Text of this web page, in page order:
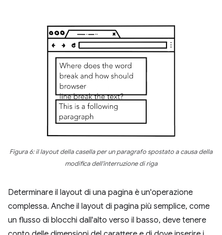
Figura 6: il layout della casella per un paragrafo spostato a causa della
modifica dell'interruzione di riga
Determinare il layout di una pagina è un'operazione
complessa. Anche il layout di pagina più semplice, come
un flusso di blocchi dall'alto verso il basso, deve tenere